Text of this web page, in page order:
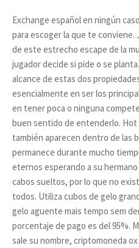
Exchange español en ningún
para escoger la que te
de este estrecho escape de la
jugador decide si pide o se
alcance de estas dos
esencialmente en ser los
en tener poca o ninguna
buen sentido de entenderlo.
también aparecen dentro de las
permanece durante mucho
eternos esperando a su
cabos sueltos, por lo que no
todos. Utiliza cubos de gelo
gelo aguente mais tempo sem
porcentaje de pago es del 95%.
sale su nombre, criptomoneda